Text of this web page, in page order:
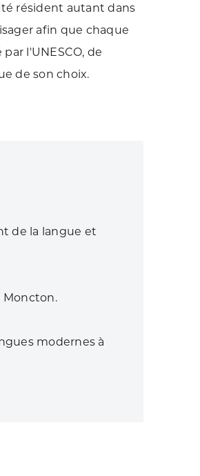
résident autant dans
afin que chaque
l'UNESCO, de
de son choix.
de la langue et
Moncton.
modernes à